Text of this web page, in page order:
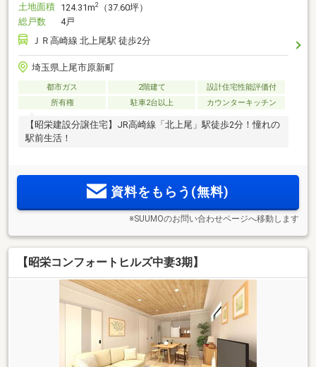
土地面積 124.31m2
（37.60坪）
総戸数
4戸
ＪＲ高崎線 北上尾駅 徒歩2分
埼玉県上尾市原新町
都市ガス 2階建て
設計住宅性能評価付
所有権
駐車2台以上 カウンターキッチン
【昭栄建設分譲住宅】JR高崎線「北上尾」駅徒歩2分！憧れの
駅前生活！
資料をもらう(無料)
※SUUMOのお問い合わせページへ移動します
【昭栄コンフォートヒルズ中妻3期】